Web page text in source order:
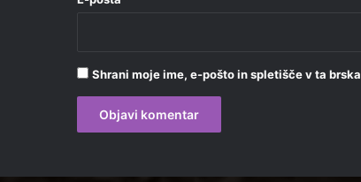
Shrani moje ime, e-pošto in spletišče v ta